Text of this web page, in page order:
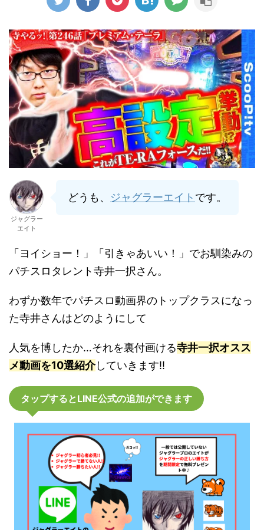
ジャグラー
エイト
どうも、 ジャグラーエイト です。
「ヨイショー！」「引きゃあいい！」でお馴染みの
パチスロタレント寺井一択さん。
わずか数年でパチスロ動画界のトップクラスになっ
た寺井さんはどのようにして
人気を博したか…それを裏付画ける寺井一択オスス
メ動画を10選紹介していきます!!
タップするとLINE公式の追加ができます